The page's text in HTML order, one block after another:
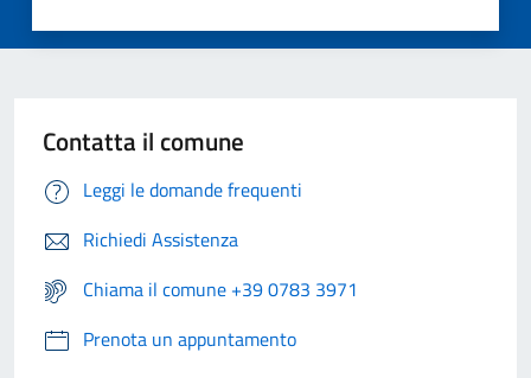
Contatta il comune
Leggi le domande frequenti
Richiedi Assistenza
Chiama il comune +39 0783 3971
Prenota un appuntamento